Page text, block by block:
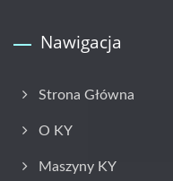
Nawigacja
Strona Główna
O KY
Maszyny KY